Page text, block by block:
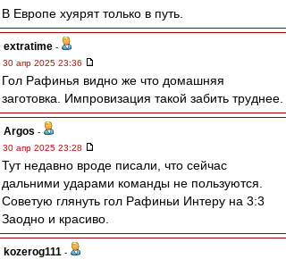
В Европе хуярят только в путь.
extratime -
30 апр 2025 23:36
Гол Рафинья видно же что домашняя
заготовка. Импровизация такой забить труднее.
Argos -
30 апр 2025 23:28
Тут недавно вроде писали, что сейчас
дальними ударами команды не пользуются.
Советую глянуть гол Рафиньи Интеру на 3:3
Заодно и красиво.
kozerog111 -